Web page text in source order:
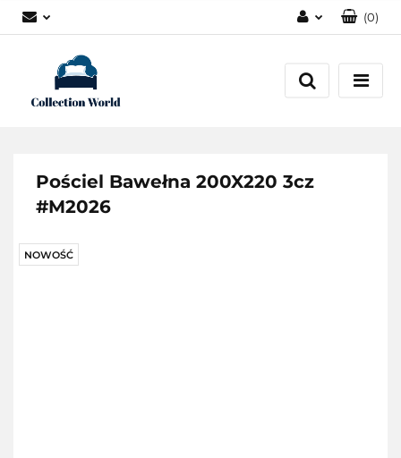
Zarejestruj się
(0)
Pościel Bawełna 200X220 3cz
#M2026
NOWOŚĆ